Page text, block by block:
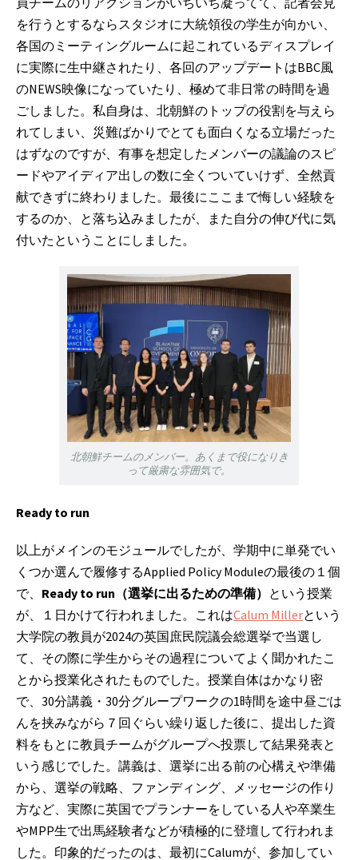
を行うとするならスタジオに大統領役の学生が向かい、
各国のミーティングルームに起これているディスプレイ
に実際に生中継されたり、各回のアップデートはBBC風
のNEWS映像になっていたり、極めて非日常の時間を過
ごしました。私自身は、北朝鮮のトップの役割を与えら
れてしまい、災難ばかりでとても面白くなる立場だった
はずなのですが、有事を想定したメンバーの議論のスピ
ードやアイディア出しの数に全くついていけず、全然貢
献できずに終わりました。最後にここまで悔しい経験を
するのか、と落ち込みましたが、また自分の伸び代に気
付いたということにしました。
北朝鮮チームのメンバー。あくまで役になりき
って厳粛な雰囲気で。
Ready to run
以上がメインのモジュールでしたが、学期中に単発でい
くつか選んで履修するApplied Policy Moduleの最後の１個
で、 Ready to run（選挙に出るための準備） という授業
が、１日かけて行われました。これはCalum Millerという
大学院の教員が2024の英国庶民院議会総選挙で当選し
て、その際に学生からその過程についてよく聞かれたこ
とから授業化されたものでした。授業自体はかなり密
で、30分講義・30分グループワークの1時間を途中昼ごは
んを挟みながら７回ぐらい繰り返した後に、提出した資
料をもとに教員チームがグループへ投票して結果発表と
いう感じでした。講義は、選挙に出る前の心構えや準備
から、選挙の戦略、ファンディング、メッセージの作り
方など、実際に英国でプランナーをしている人や卒業生
やMPP生で出馬経験者などが積極的に登壇して行われま
した。印象的だったのは、最初にCalumが、参加してい